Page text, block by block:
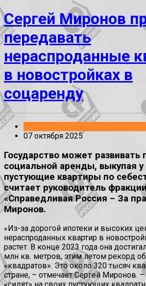
Сергей Миронов
передавать
нераспроданные
в новостройках в
соцаренду
07 октября 2025
Государство может развивать
социальной аренды, выкупая
пустующие квартиры по
считает руководитель
«Справедливая Россия – За
Миронов.
«Из-за дорогой ипотеки и высоких
нераспроданных квартир в
растет. В конце 2023 года она
млн кв. метров, этим летом рекорд
«квадратов». Это около 320 тысяч
стране, – отмечает Сергей Миронов.